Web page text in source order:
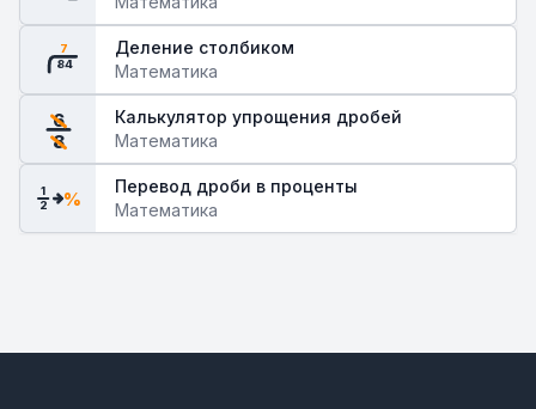
84
7
Деление столбиком
Математика
6
8
Калькулятор упрощения дробей
Математика
1
2 %
Перевод дроби в проценты
Математика